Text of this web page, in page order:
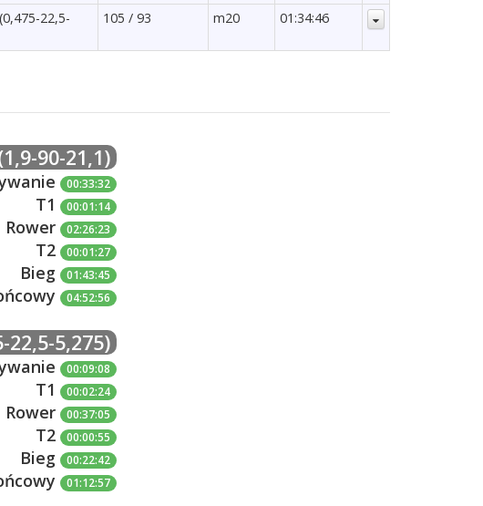
22,5-
105 / 93 m20 01:34:46
90-21,1)
00:33:32
T1 00:01:14
Rower 02:26:23
T2 00:01:27
Bieg 01:43:45
04:52:56
22,5-5,275)
00:09:08
T1 00:02:24
Rower 00:37:05
T2 00:00:55
Bieg 00:22:42
01:12:57